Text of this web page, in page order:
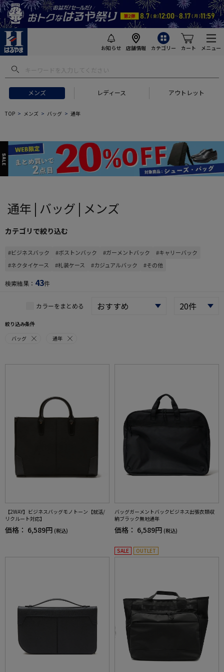
お知らせ 店舗情報 カテゴリー カート メニュー
メンズ レディース アウトレット
フトにおすすめ #セットアップ スーツ
TOP メンズ バッグ 通年
通年 | バッグ | メンズ
カテゴリで絞り込む
#ビジネスバック #ボストンバック #ガーメントバック
#キャリーバック
#ネクタイケース
#礼装ケース #カジュアルバック #その他
検索結果： 43件
カラーをまとめる
絞り込み条件
バッグ
通年
【2WAY】ビジネスバッグモノトーン【就活/
リクルート対応】
価格： 6,589円 (税込)
バッグガーメントバックビジネス出張衣類収
納ブラック無地通年
価格： 6,589円 (税込)
SALE OUTLET